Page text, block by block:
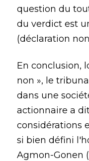
question du
du verdict est
(déclaration
En conclusion,
non », le
dans une
actionnaire a
considérations
si bien défini
Agmon-Gonen